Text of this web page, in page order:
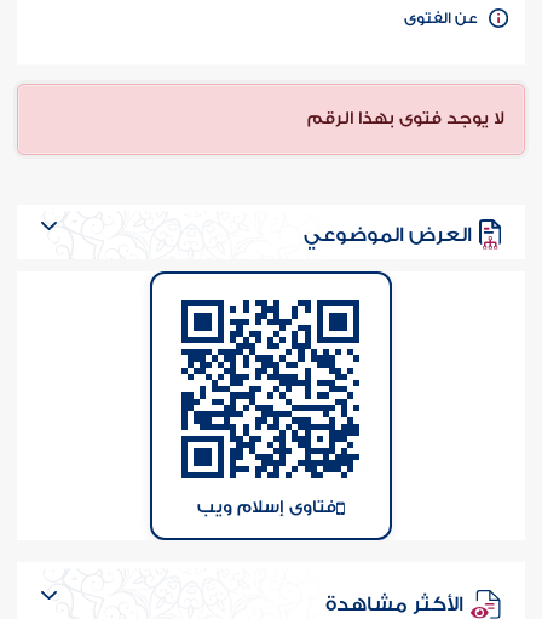
مختارات الفتاوى
الفتوى
لا يوجد فتوى بهذا الرقم
العرض الموضوعي
فتاوى إسلام ويب
الأكثر مشاهدة